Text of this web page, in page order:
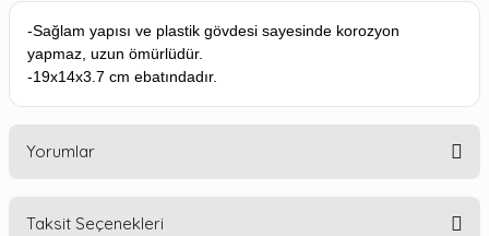
-Sağlam yapısı ve plastik gövdesi sayesinde korozyon
yapmaz, uzun ömürlüdür.
-19x14x3.7 cm ebatındadır.
Yorumlar
Taksit Seçenekleri